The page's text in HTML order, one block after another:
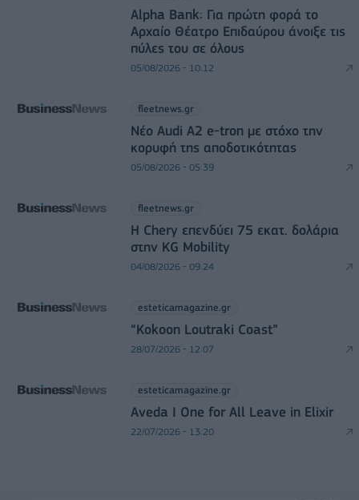
Alpha Bank: Για πρώτη φορά το
Αρχαίο Θέατρο Επιδαύρου άνοιξε τις
πύλες του σε όλους
05/08/2026 - 10:12
fleetnews.gr
Νέο Audi A2 e-tron με στόχο την
κορυφή της αποδοτικότητας
05/08/2026 - 05:39
fleetnews.gr
Η Chery επενδύει 75 εκατ. δολάρια
στην KG Mobility
04/08/2026 - 09:24
esteticamagazine.gr
“Kokoon Loutraki Coast”
28/07/2026 - 12:07
esteticamagazine.gr
Aveda I One for All Leave in Elixir
22/07/2026 - 13:20